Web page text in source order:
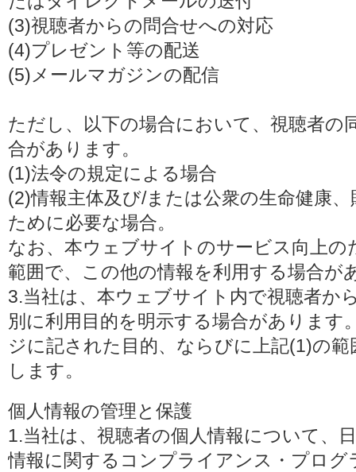
(3)視聴者からの問合せへの対応
(4)プレゼント等の配送
(5)メールマガジンの配信
ただし、以下の場合において、視聴者の
合があります。
(1)法令の規定による場合
(2)情報主体及び/または公衆の生命健康
ために必要な場合。
なお、本ウェブサイトのサービス向上
範囲で、この他の情報を利用する場合が
3.当社は、本ウェブサイト内で視聴者か
別に利用目的を明示する場合があります
ジに記された目的、ならびに上記(1)の
します。
個人情報の管理と保護
1.当社は、視聴者の個人情報について、
情報に関するコンプライアンス・プロ